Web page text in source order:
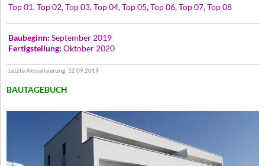
Top 01, Top 02, Top 03, Top 04, Top 05, Top 06, Top 07, Top 08
Baubeginn: September 2019
Fertigstellung: Oktober 2020
Letzte Aktualisierung: 12.09.2019
BAUTAGEBUCH